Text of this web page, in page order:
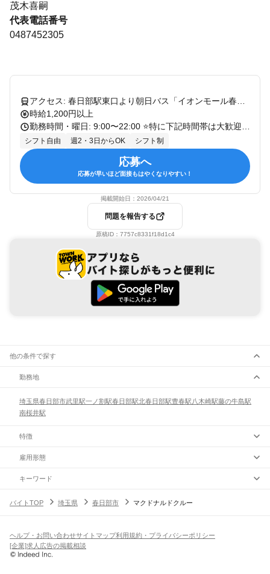
茂木喜嗣
代表電話番号
0487452305
時給1,200円以上
シフト自由 週2・3日からOK シフト制
応募へ
応募が早いほど面接もはやくなりやすい！
掲載開始日： 2026/04/21
問題を報告する
原稿ID： 7757c8331f18d1c4
他の条件で探す
勤務地
埼玉県春日部市武里駅一ノ割駅春日部駅北春日部駅豊春駅 八木崎駅藤の牛島駅
南桜井駅
特徴
雇用形態
キーワード
バイトTOP 埼玉県 春日部市 マクドナルドクルー
ヘルプ・お問い合わせサイトマップ利用規約・プライバシーポリシー
[企業]求人広告の掲載相談